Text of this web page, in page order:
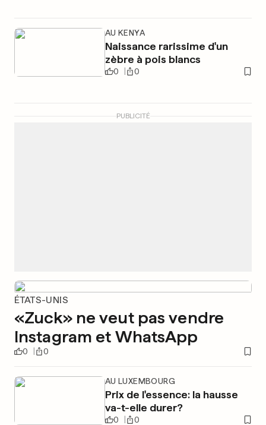
AU KENYA
Naissance rarissime d'un
zèbre à pois blancs
0 0
PUBLICITÉ
ÉTATS-UNIS
«Zuck» ne veut pas vendre
Instagram et WhatsApp
0 0
AU LUXEMBOURG
Prix de l'essence: la hausse
va-t-elle durer?
0 0